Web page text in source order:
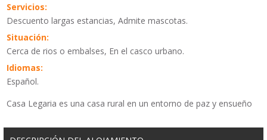
Servicios:
Descuento largas estancias, Admite mascotas.
Situación:
Cerca de rios o embalses, En el casco urbano.
Idiomas:
Español.
Casa Legaria es una casa rural en un entorno de paz y ensueño